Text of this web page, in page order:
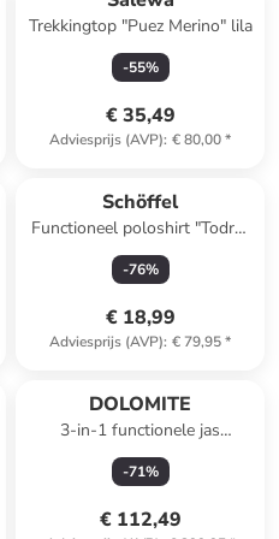
Trekkingtop "Puez Merino" lila
-55%
€ 35,49
Adviesprijs (AVP): € 80,00*
Schöffel
Functioneel poloshirt "Todra"
grijs
-76%
€ 18,99
Adviesprijs (AVP): € 79,95*
DOLOMITE
3-in-1 functionele jas
"Cristallo" groen
-71%
€ 112,49